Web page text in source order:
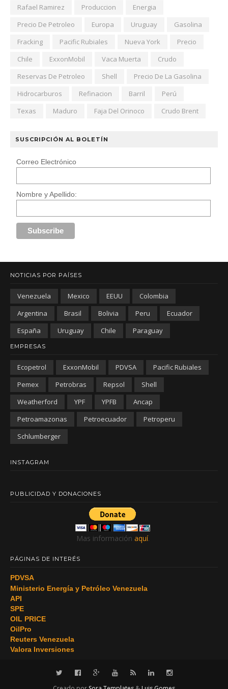
Rafael Ramirez
Produccion
Energia
Precio De Petroleo
Europa Uruguay
Gasolina
Fracking
Pacific Rubiales Nueva York
Precio
Chile
ExxonMobil Vaca Muerta
Crudo
Reservas De Petroleo
Shell
Precio De La Gasolina
Hidrocarburos
Refinacion Barril
Perú
Texas
Maduro Faja Del Orinoco Crudo Brent
SUSCRIPCIÓN AL BOLETÍN
Correo Electrónico
Nombre y Apellido:
NOTICIAS POR PAÍSES
Venezuela Mexico EEUU
Colombia
Argentina
Brasil Bolivia Peru
Ecuador
España
Uruguay Chile Paraguay
EMPRESAS
Ecopetrol ExxonMobil PDVSA
Pacific Rubiales
Pemex
Petrobras Repsol
Shell
Weatherford
YPF YPFB
Ancap
Petroamazonas
Petroecuador
Petroperu
Schlumberger
INSTAGRAM
PUBLICIDAD Y DONACIONES
Mas información aquí.
PÁGINAS DE INTERÉS
PDVSA
Ministerio Energía y Petróleo Venezuela
API
SPE
OIL PRICE
OilPro
Reuters Venezuela
Valora Inversiones